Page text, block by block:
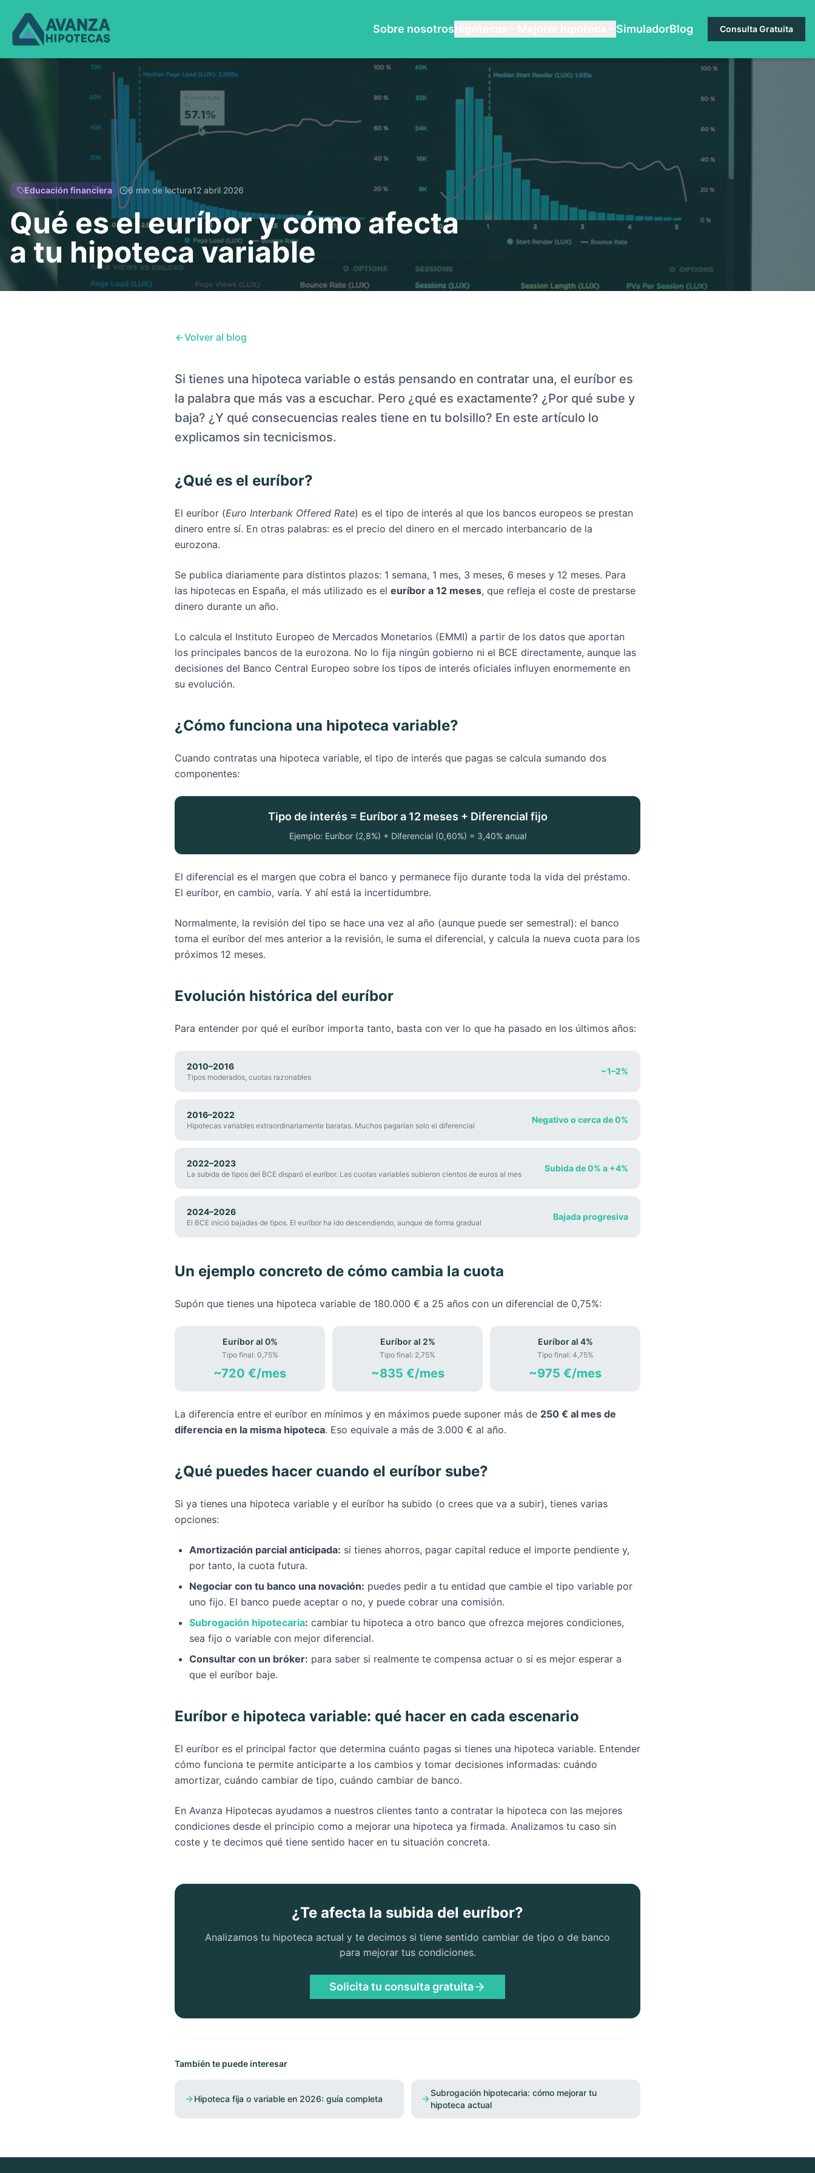
Sobre nosotros SimuladorBlog Consulta Gratuita
Educación financiera 6 min de lectura12 abril 2026
Qué es el euríbor y cómo afecta
a tu hipoteca variable
Volver al blog
Si tienes una hipoteca variable o estás pensando en contratar una, el euríbor es
la palabra que más vas a escuchar. Pero ¿qué es exactamente? ¿Por qué sube y
baja? ¿Y qué consecuencias reales tiene en tu bolsillo? En este artículo lo
explicamos sin tecnicismos.
¿Qué es el euríbor?
El euríbor (Euro Interbank Offered Rate) es el tipo de interés al que los bancos europeos se prestan
dinero entre sí. En otras palabras: es el precio del dinero en el mercado interbancario de la
eurozona.
Se publica diariamente para distintos plazos: 1 semana, 1 mes, 3 meses, 6 meses y 12 meses. Para
las hipotecas en España, el más utilizado es el euríbor a 12 meses, que refleja el coste de prestarse
dinero durante un año.
Lo calcula el Instituto Europeo de Mercados Monetarios (EMMI) a partir de los datos que aportan
los principales bancos de la eurozona. No lo fija ningún gobierno ni el BCE directamente, aunque las
decisiones del Banco Central Europeo sobre los tipos de interés oficiales influyen enormemente en
su evolución.
¿Cómo funciona una hipoteca variable?
Cuando contratas una hipoteca variable, el tipo de interés que pagas se calcula sumando dos
componentes:
Tipo de interés = Euríbor a 12 meses + Diferencial fijo
Ejemplo: Euríbor (2,8%) + Diferencial (0,60%) = 3,40% anual
El diferencial es el margen que cobra el banco y permanece fijo durante toda la vida del préstamo.
El euríbor, en cambio, varía. Y ahí está la incertidumbre.
Normalmente, la revisión del tipo se hace una vez al año (aunque puede ser semestral): el banco
toma el euríbor del mes anterior a la revisión, le suma el diferencial, y calcula la nueva cuota para los
próximos 12 meses.
Evolución histórica del euríbor
Para entender por qué el euríbor importa tanto, basta con ver lo que ha pasado en los últimos años:
2010–2016
Tipos moderados, cuotas razonables
~1–2%
2016–2022
Hipotecas variables extraordinariamente baratas. Muchos pagarían solo el diferencial
Negativo o cerca de 0%
2022–2023
La subida de tipos del BCE disparó el euríbor. Las cuotas variables subieron cientos de euros al mes
Subida de 0% a +4%
2024–2026
El BCE inició bajadas de tipos. El euríbor ha ido descendiendo, aunque de forma gradual
Bajada progresiva
Un ejemplo concreto de cómo cambia la cuota
Supón que tienes una hipoteca variable de 180.000 € a 25 años con un diferencial de 0,75%:
Euríbor al 0%
Tipo final: 0,75%
~720 €/mes
Euríbor al 2%
Tipo final: 2,75%
~835 €/mes
Euríbor al 4%
Tipo final: 4,75%
~975 €/mes
La diferencia entre el euríbor en mínimos y en máximos puede suponer más de 250 € al mes de
diferencia en la misma hipoteca. Eso equivale a más de 3.000 € al año.
¿Qué puedes hacer cuando el euríbor sube?
Si ya tienes una hipoteca variable y el euríbor ha subido (o crees que va a subir), tienes varias
opciones:
Amortización parcial anticipada: si tienes ahorros, pagar capital reduce el importe pendiente y,
por tanto, la cuota futura.
Negociar con tu banco una novación: puedes pedir a tu entidad que cambie el tipo variable por
uno fijo. El banco puede aceptar o no, y puede cobrar una comisión.
Subrogación hipotecaria: cambiar tu hipoteca a otro banco que ofrezca mejores condiciones,
sea fijo o variable con mejor diferencial.
Consultar con un bróker: para saber si realmente te compensa actuar o si es mejor esperar a
que el euríbor baje.
Euríbor e hipoteca variable: qué hacer en cada escenario
El euríbor es el principal factor que determina cuánto pagas si tienes una hipoteca variable. Entender
cómo funciona te permite anticiparte a los cambios y tomar decisiones informadas: cuándo
amortizar, cuándo cambiar de tipo, cuándo cambiar de banco.
En Avanza Hipotecas ayudamos a nuestros clientes tanto a contratar la hipoteca con las mejores
condiciones desde el principio como a mejorar una hipoteca ya firmada. Analizamos tu caso sin
coste y te decimos qué tiene sentido hacer en tu situación concreta.
¿Te afecta la subida del euríbor?
Analizamos tu hipoteca actual y te decimos si tiene sentido cambiar de tipo o de banco
para mejorar tus condiciones.
Solicita tu consulta gratuita
También te puede interesar
Hipoteca fija o variable en 2026: guía completa
Subrogación hipotecaria: cómo mejorar tu
hipoteca actual